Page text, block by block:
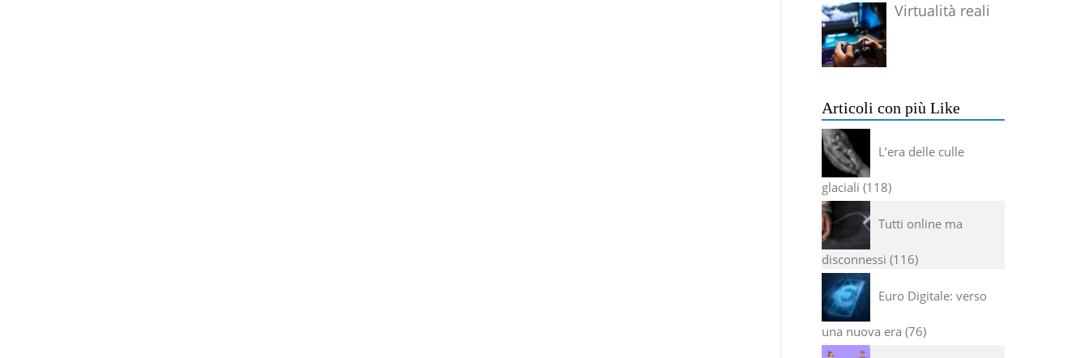
Virtualità reali
Articoli con più Like
L’era delle culle
glaciali 118
Tutti online ma
disconnessi 116
Euro Digitale: verso
una nuova era 76